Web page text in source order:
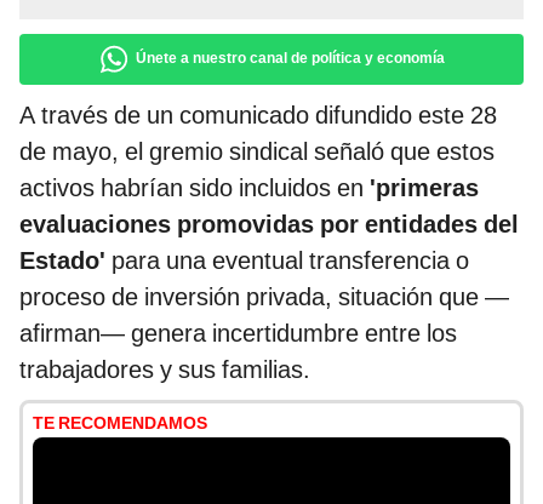
Únete a nuestro canal de política y economía
A través de un comunicado difundido este 28
de mayo, el gremio sindical señaló que estos
activos habrían sido incluidos en 'primeras
evaluaciones promovidas por entidades del
Estado' para una eventual transferencia o
proceso de inversión privada, situación que —
afirman— genera incertidumbre entre los
trabajadores y sus familias.
TE RECOMENDAMOS